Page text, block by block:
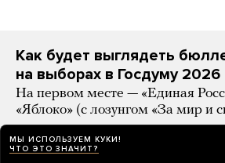
Как будет выглядеть
на выборах в Госдуму 2026
На первом месте — «Единая
«Яблоко» (с лозунгом «За мир и
НОВОСТИ 2 дня назад
МЫ ИСПОЛЬЗУЕМ КУКИ!
ЧТО ЭТО ЗНАЧИТ?